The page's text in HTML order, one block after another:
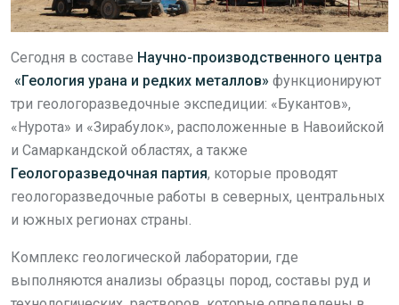
Сегодня в составе Научно-производственного центра
«Геология урана и редких металлов» функционируют
три геологоразведочные экспедиции: «Букантов»,
«Нурота» и «Зирабулок», расположенные в Навоийской
и Самаркандской областях, а также
Геологоразведочная партия, которые проводят
геологоразведочные работы в северных, центральных
и южных регионах страны.
Комплекс геологической лаборатории, где
выполняются анализы образцы пород, составы руд и